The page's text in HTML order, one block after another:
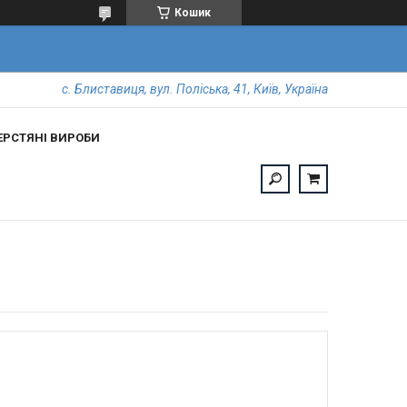
Кошик
с. Блиставиця, вул. Поліська, 41, Київ, Україна
ВИРОБИ